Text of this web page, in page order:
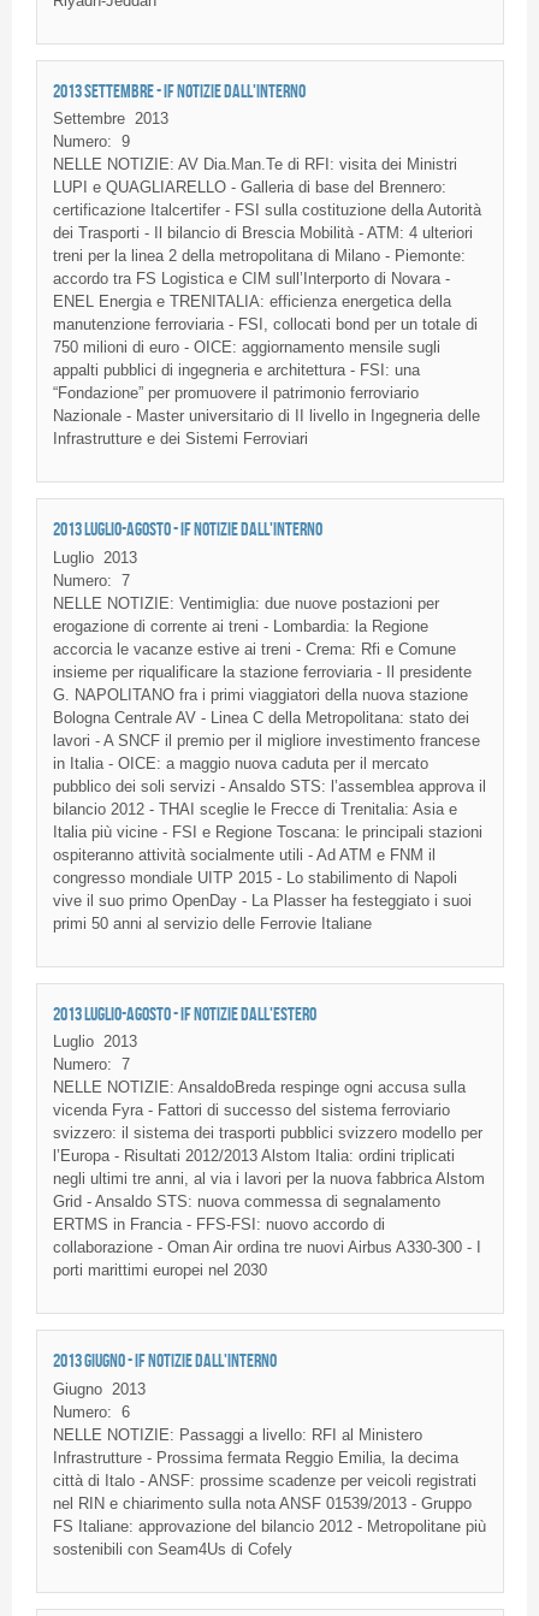
2013 SETTEMBRE - IF NOTIZIE DALL'INTERNO
Settembre 2013
Numero: 9
NELLE NOTIZIE: AV Dia.Man.Te di RFI: visita dei Ministri
LUPI e QUAGLIARELLO - Galleria di base del Brennero:
certificazione Italcertifer - FSI sulla costituzione della Autorità
dei Trasporti - Il bilancio di Brescia Mobilità - ATM: 4 ulteriori
treni per la linea 2 della metropolitana di Milano - Piemonte:
accordo tra FS Logistica e CIM sull’Interporto di Novara -
ENEL Energia e TRENITALIA: efficienza energetica della
manutenzione ferroviaria - FSI, collocati bond per un totale di
750 milioni di euro - OICE: aggiornamento mensile sugli
appalti pubblici di ingegneria e architettura - FSI: una
“Fondazione” per promuovere il patrimonio ferroviario
Nazionale - Master universitario di II livello in Ingegneria delle
Infrastrutture e dei Sistemi Ferroviari
2013 LUGLIO-AGOSTO - IF NOTIZIE DALL'INTERNO
Luglio
2013
Numero: 7
NELLE NOTIZIE: Ventimiglia: due nuove postazioni per
erogazione di corrente ai treni - Lombardia: la Regione
accorcia le vacanze estive ai treni - Crema: Rfi e Comune
insieme per riqualificare la stazione ferroviaria - Il presidente
G. NAPOLITANO fra i primi viaggiatori della nuova stazione
Bologna Centrale AV - Linea C della Metropolitana: stato dei
lavori - A SNCF il premio per il migliore investimento francese
in Italia - OICE: a maggio nuova caduta per il mercato
pubblico dei soli servizi - Ansaldo STS: l’assemblea approva il
bilancio 2012 - THAI sceglie le Frecce di Trenitalia: Asia e
Italia più vicine - FSI e Regione Toscana: le principali stazioni
ospiteranno attività socialmente utili - Ad ATM e FNM il
congresso mondiale UITP 2015 - Lo stabilimento di Napoli
vive il suo primo OpenDay - La Plasser ha festeggiato i suoi
primi 50 anni al servizio delle Ferrovie Italiane
2013 LUGLIO-AGOSTO - IF NOTIZIE DALL'ESTERO
Luglio 2013
Numero: 7
NELLE NOTIZIE: AnsaldoBreda respinge ogni accusa sulla
vicenda Fyra - Fattori di successo del sistema ferroviario
svizzero: il sistema dei trasporti pubblici svizzero modello per
l’Europa - Risultati 2012/2013 Alstom Italia: ordini triplicati
negli ultimi tre anni, al via i lavori per la nuova fabbrica Alstom
Grid - Ansaldo STS: nuova commessa di segnalamento
ERTMS in Francia - FFS-FSI: nuovo accordo di
collaborazione - Oman Air ordina tre nuovi Airbus A330-300 - I
porti marittimi europei nel 2030
2013 GIUGNO - IF NOTIZIE DALL'INTERNO
Giugno 2013
Numero: 6
NELLE NOTIZIE: Passaggi a livello: RFI al Ministero
Infrastrutture - Prossima fermata Reggio Emilia, la decima
città di Italo - ANSF: prossime scadenze per veicoli registrati
nel RIN e chiarimento sulla nota ANSF 01539/2013 - Gruppo
FS Italiane: approvazione del bilancio 2012 - Metropolitane più
sostenibili con Seam4Us di Cofely